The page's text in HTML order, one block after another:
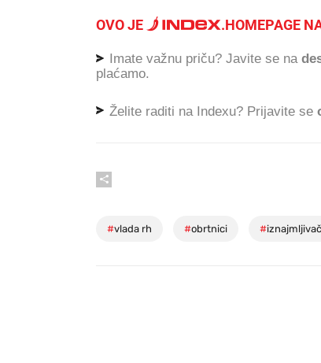
OVO JE .HOMEPAGE
Imate važnu priču? Javite se na
plaćamo.
Želite raditi na Indexu? Prijavite se
#vlada rh #obrtnici #